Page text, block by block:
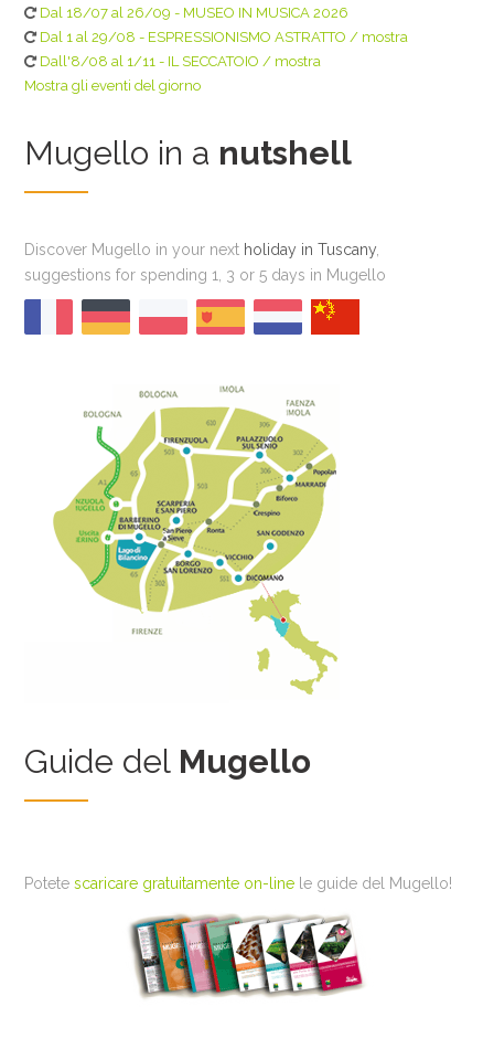
Dal 18/07 al 26/09 - MUSEO IN MUSICA 2026
Dal 1 al 29/08 - ESPRESSIONISMO ASTRATTO / mostra
Dall'8/08 al 1/11 - IL SECCATOIO / mostra
Mostra gli eventi del giorno
Mugello in a nutshell
Discover Mugello in your next holiday in Tuscany
suggestions for spending 1, 3 or 5 days in Mugello
Guide del Mugello
Potetescaricare gratuitamente on-line le guide del Mugello!